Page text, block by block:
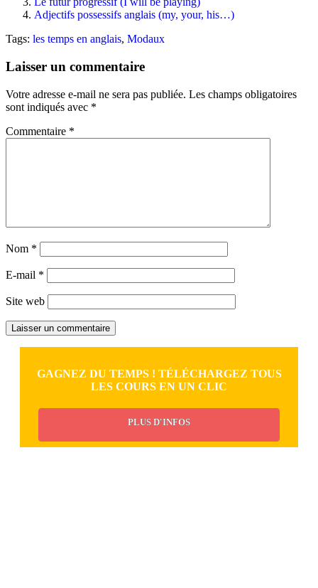
Adjectifs possessifs anglais (my, your, his…)
Tags: les temps en anglais, Modaux
Laisser un commentaire
Votre adresse e-mail ne sera pas publiée. Les champs obligatoires
sont indiqués avec *
Commentaire *
Nom *
E-mail *
Site web
GAGNEZ DU TEMPS ! TÉLÉCHARGEZ TOUS
LES COURS EN UN CLIC
PLUS D'INFOS